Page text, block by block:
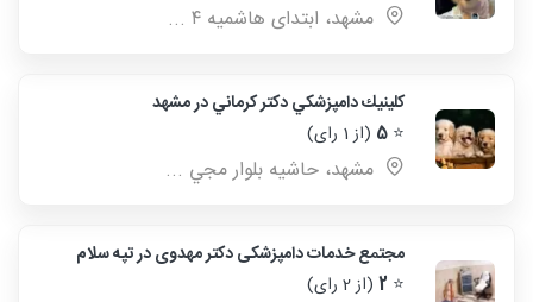
مشهد، ابتدای هاشمیه ۴ ...
كلينيك دامپزشكي دكتر كرماني در مشهد
⭐
5 (از 1 رای)
مشهد، حاشيه بلوار مجي ...
مجتمع خدمات دامپزشکی دکتر مهدوی در تپه سلام
⭐
2 (از 2 رای)